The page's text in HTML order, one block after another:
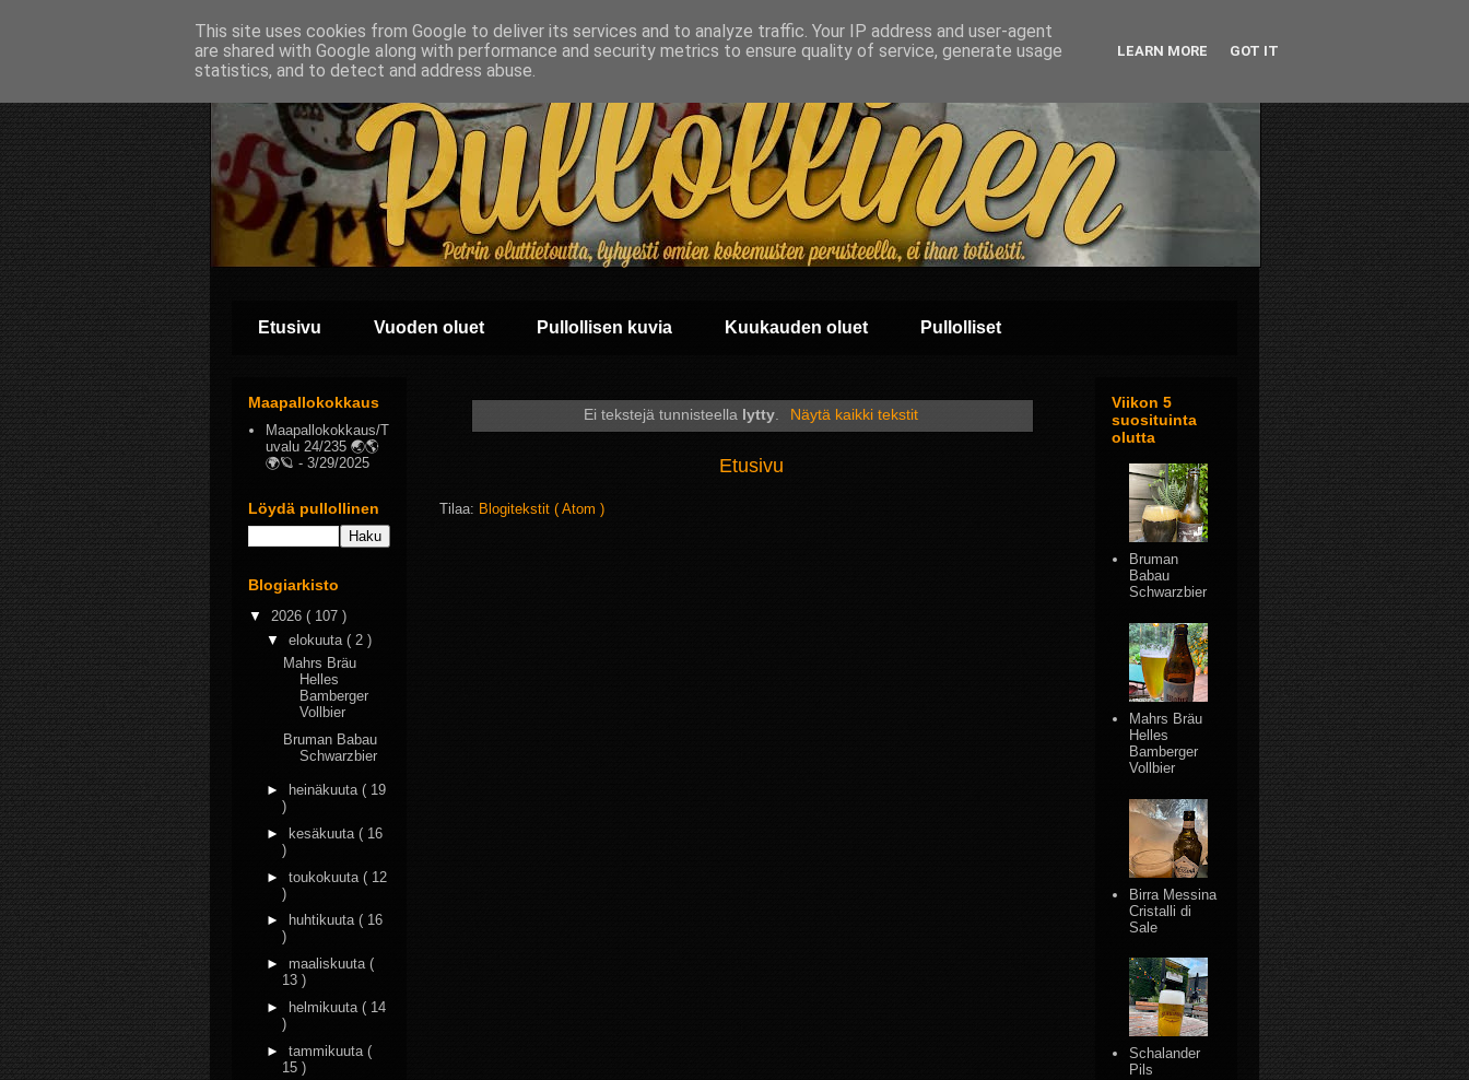
Etusivu Vuoden oluet Pullollisen kuvia Kuukauden oluet Pullolliset
Ei tekstejä tunnisteella lytty. Näytä kaikki tekstit
Etusivu
Tilaa: Blogitekstit ( Atom )
Maapallokokkaus
Maapallokokkaus/T
uvalu 24/235 🌏🌎
🌍🪐 - 3/29/2025
Löydä pullollinen
Blogiarkisto
▼ 2026 ( 107 )
▼ elokuuta ( 2 )
Mahrs Bräu
Helles
Bamberger
Vollbier
Bruman Babau
Schwarzbier
► heinäkuuta ( 19
)
►
kesäkuuta ( 16
)
► toukokuuta ( 12
)
►
huhtikuuta ( 16
)
► maaliskuuta (
13 )
►
helmikuuta ( 14
)
► tammikuuta (
15 )
Viikon 5
suosituinta
olutta
Bruman
Babau
Schwarzbier
Mahrs Bräu
Helles
Bamberger
Vollbier
Birra Messina
Cristalli di
Sale
Schalander
Pils
This site uses cookies from Google to deliver its services and to analyze traffic. Your IP address and user-agent
are shared with Google along with performance and security metrics to ensure quality of service, generate usage
statistics, and to detect and address abuse.
LEARN MORE GOT IT